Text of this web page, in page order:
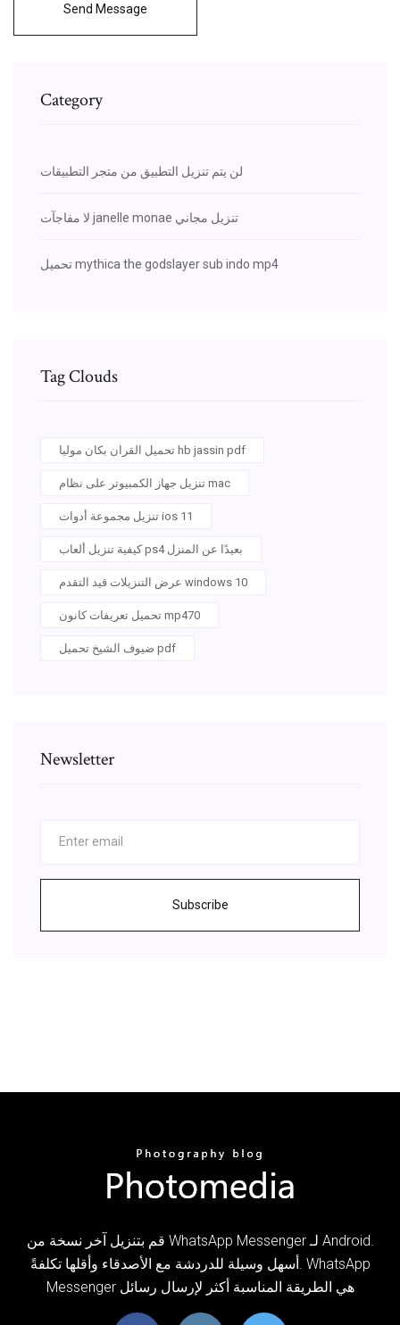
Send Message
Category
لن يتم تنزيل التطبيق من متجر التطبيقات
لا مفاجآت janelle monae تنزيل مجاني
تحميل mythica the godslayer sub indo mp4
Tag Clouds
تحميل القران بكان موليا hb jassin pdf
تنزيل جهاز الكمبيوتر على نظام mac
تنزيل مجموعة أدوات ios 11
كيفية تنزيل ألعاب ps4 بعيدًا عن المنزل
عرض التنزيلات قيد التقدم windows 10
تحميل تعريفات كانون mp470
ضيوف الشيخ تحميل pdf
Newsletter
Subscribe
قم بتنزيل آخر نسخة من WhatsApp Messenger لـ Android.
أسهل وسيلة للدردشة مع الأصدقاء وأقلها تكلفةً. WhatsApp
Messenger هي الطريقة المناسبة أكثر لإرسال رسائل